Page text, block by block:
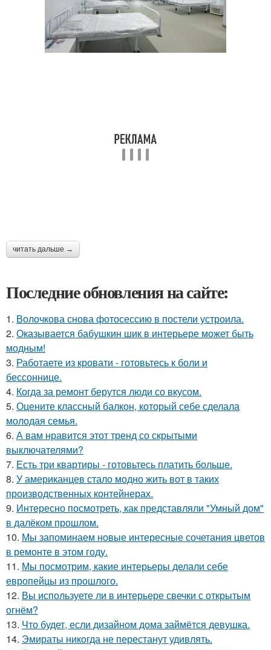
читать дальше →
Последние обновления на сайте:
1. Волочкова снова фотосессию в постели устроила.
2. Оказывается бабушкин шик в интерьере может быть
модным!
3. Работаете из кровати - готовьтесь к боли и
бессоннице.
4. Когда за ремонт берутся люди со вкусом.
5. Оцените классный балкон, который себе сделала
молодая семья.
6. А вам нравится этот тренд со скрытыми
выключателями?
7. Есть три квартиры - готовьтесь платить больше.
8. У американцев стало модно жить вот в таких
производственных контейнерах.
9. Интересно посмотреть, как представляли "Умный дом"
в далёком прошлом.
10. Мы запоминаем новые интересные сочетания цветов
в ремонте в этом году.
11. Мы посмотрим, какие интерьеры делали себе
европейцы из прошлого.
12. Вы используете ли в интерьере свечки с открытым
огнём?
13. Что будет, если дизайном дома займётся девушка.
14. Эмираты никогда не перестанут удивлять.